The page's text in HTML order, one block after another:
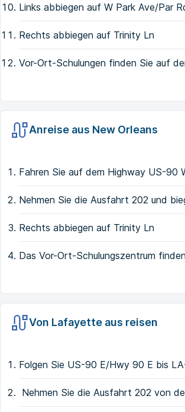
Links abbiegen auf W Park Ave/Par
Rechts abbiegen auf Trinity Ln
Vor-Ort-Schulungen finden Sie auf
Anreise aus New Orleans
Fahren Sie auf dem Highway US-90
Nehmen Sie die Ausfahrt 202 und
Rechts abbiegen auf Trinity Ln
Das Vor-Ort-Schulungszentrum
Von Lafayette aus reisen
Folgen Sie US-90 E/Hwy 90 E bis
Nehmen Sie die Ausfahrt 202 von